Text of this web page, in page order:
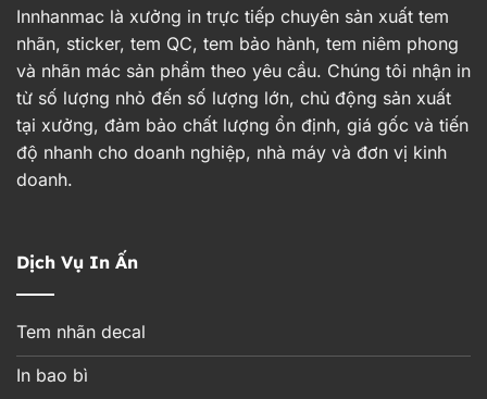
Innhanmac là xưởng in trực tiếp chuyên sản xuất tem
nhãn, sticker, tem QC, tem bảo hành, tem niêm phong
và nhãn mác sản phẩm theo yêu cầu. Chúng tôi nhận in
từ số lượng nhỏ đến số lượng lớn, chủ động sản xuất
tại xưởng, đảm bảo chất lượng ổn định, giá gốc và tiến
độ nhanh cho doanh nghiệp, nhà máy và đơn vị kinh
doanh.
Dịch Vụ In Ấn
Tem nhãn decal
In bao bì